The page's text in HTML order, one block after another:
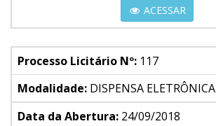
ACESSAR
Processo Licitário Nº: 117
Modalidade: DISPENSA ELETRÔNICA
Data da Abertura: 24/09/2018